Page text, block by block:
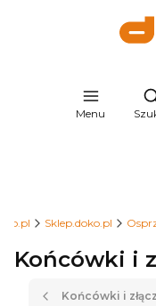
Menu
Sklep.doko.pl
Końcówki i
Końcówki i